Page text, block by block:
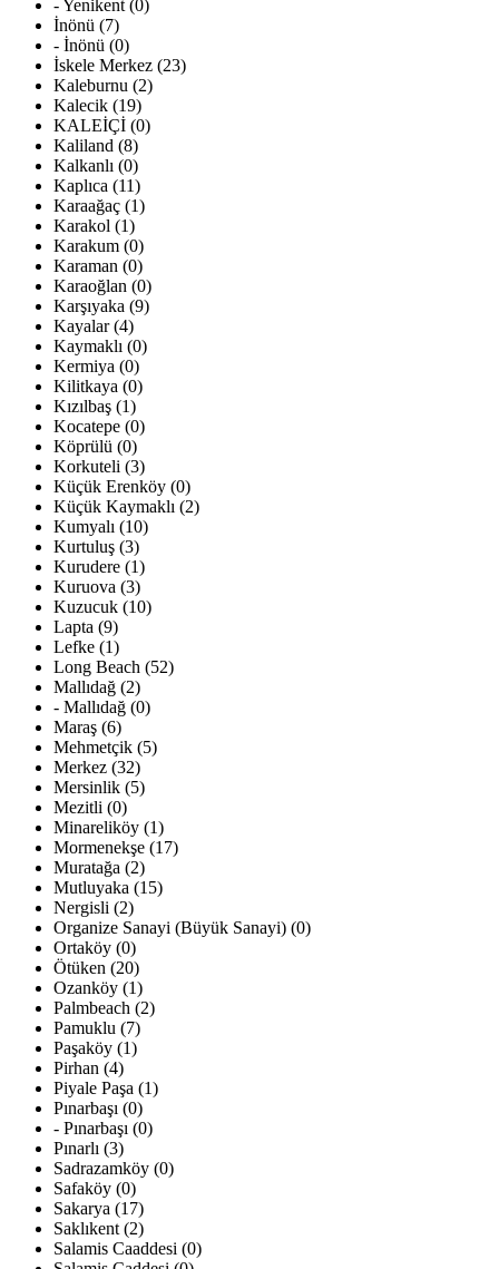
- Yenikent (0)
İnönü (7)
- İnönü (0)
İskele Merkez (23)
Kaleburnu (2)
Kalecik (19)
KALEİÇİ (0)
Kaliland (8)
Kalkanlı (0)
Kaplıca (11)
Karaağaç (1)
Karakol (1)
Karakum (0)
Karaman (0)
Karaoğlan (0)
Karşıyaka (9)
Kayalar (4)
Kaymaklı (0)
Kermiya (0)
Kilitkaya (0)
Kızılbaş (1)
Kocatepe (0)
Köprülü (0)
Korkuteli (3)
Küçük Erenköy (0)
Küçük Kaymaklı (2)
Kumyalı (10)
Kurtuluş (3)
Kurudere (1)
Kuruova (3)
Kuzucuk (10)
Lapta (9)
Lefke (1)
Long Beach (52)
Mallıdağ (2)
- Mallıdağ (0)
Maraş (6)
Mehmetçik (5)
Merkez (32)
Mersinlik (5)
Mezitli (0)
Minareliköy (1)
Mormenekşe (17)
Muratağa (2)
Mutluyaka (15)
Nergisli (2)
Organize Sanayi (Büyük Sanayi) (0)
Ortaköy (0)
Ötüken (20)
Ozanköy (1)
Palmbeach (2)
Pamuklu (7)
Paşaköy (1)
Pirhan (4)
Piyale Paşa (1)
Pınarbaşı (0)
- Pınarbaşı (0)
Pınarlı (3)
Sadrazamköy (0)
Safaköy (0)
Sakarya (17)
Saklıkent (2)
Salamis Caaddesi (0)